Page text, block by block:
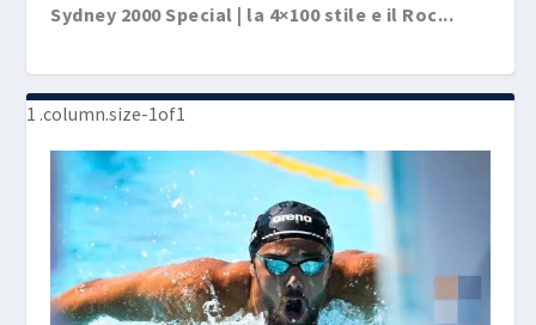
Sydney 2000 Special | la 4×100 stile e il Roc...